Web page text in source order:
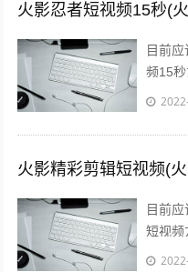
火影忍者短视频15秒(
目前
频15
收集
火影精彩剪辑短视频(
目前
短视频
收集